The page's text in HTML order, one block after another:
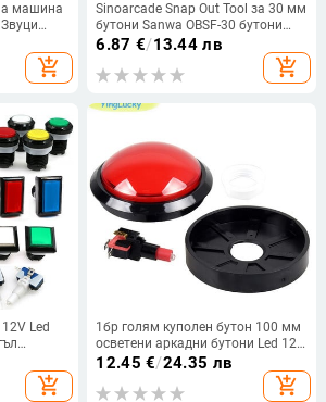
машина
паметта
add_shopping_cart
Sinoarcade Snap Out Tool за 30 мм
бутони Sanwa OBSF-30 бутони
Gamerfinger HBFS-30-G3-BUCKLE
Snap Buttons Removal Push Tool
6.87 €/13.44 лв
add_shopping_cart
Led
с 24 мм
Swingadd_shopping_cart
1бр голям куполен бутон 100 мм
осветени аркадни бутони Led 12v
бутон за захранване Бутон за
микропревключвател
12.45 €/24.35 лв
add_shopping_cart